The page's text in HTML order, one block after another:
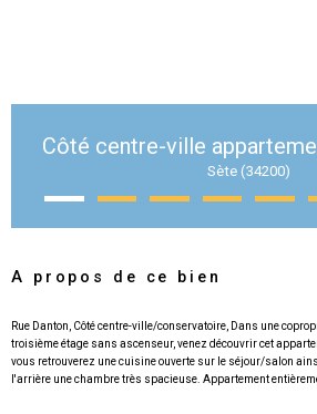
Côté centre-ville
Sète (34200)
A propos de ce bien
Rue Danton, Côté centre-ville/conservatoire, Dans une
troisième étage sans ascenseur, venez découvrir cet
vous retrouverez une cuisine ouverte sur le séjour/salon